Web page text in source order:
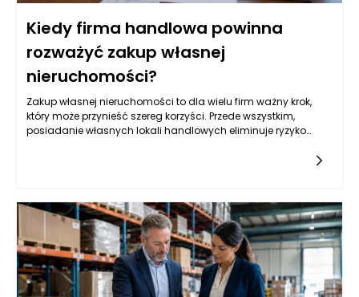
Kiedy firma handlowa powinna
rozważyć zakup własnej
nieruchomości?
Zakup własnej nieruchomości to dla wielu firm ważny krok,
który może przynieść szereg korzyści. Przede wszystkim,
posiadanie własnych lokali handlowych eliminuje ryzyko
Długoterminowe inwestycje w nieruchomości mogą również
nieruchomości może być postrzegana jako strategia
długoterminowa, która może zwiększać kapitał firmy w miarę
upływu czasu, co czyni ją bardziej atrakcyjną dla inwestorów.
Posiadanie nieruchomości stwarza też możliwości lepszego
zarządzania przestrzenią, dostosowywania jej do unikalnych
potrzeb biznesowych oraz zwiększenia efektywności
operacyjnej.